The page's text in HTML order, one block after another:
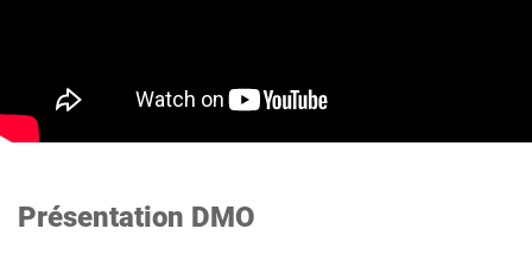
Présentation DMO